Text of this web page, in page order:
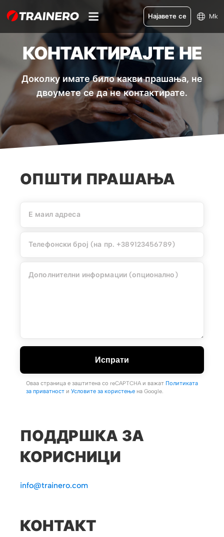
Најавете се Mk
КОНТАКТИРАЈТЕ НЕ
Доколку имате било какви прашања, не
двоумете се да не контактирате.
ОПШТИ ПРАШАЊА
Испрати
Оваа страница е заштитена со reCAPTCHA и важат Политиката
за приватност и Условите за користење на Google.
ПОДДРШКА ЗА
КОРИСНИЦИ
info@trainero.com
КОНТАКТ